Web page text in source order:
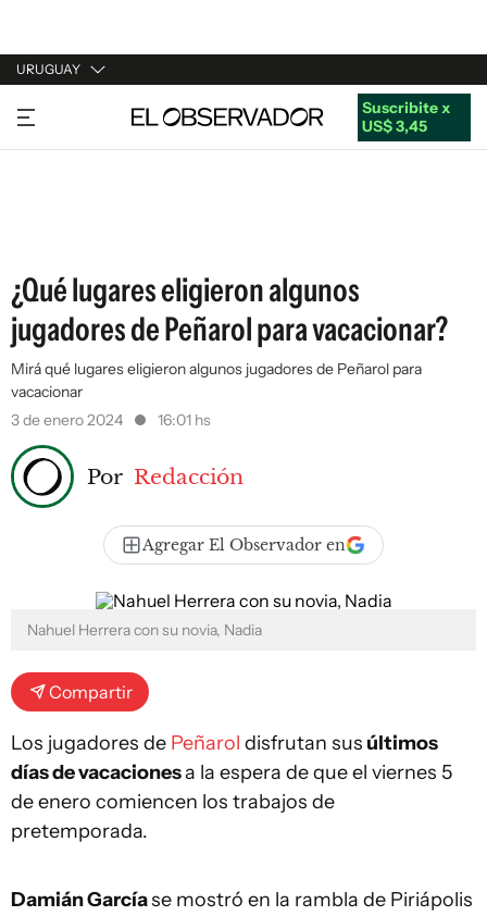
URUGUAY
URUGUAY
ARGENTINA
Suscribite x
US$ 3,45
¿Qué lugares eligieron algunos
jugadores de Peñarol para vacacionar?
Mirá qué lugares eligieron algunos jugadores de Peñarol para
vacacionar
3 de enero 2024
16:01 hs
Por Redacción
Agregar El Observador en
Nahuel Herrera con su novia, Nadia
Compartir
Los jugadores de Peñarol disfrutan sus últimos
días de vacacionesa la espera de que el viernes 5
de enero comiencen los trabajos de
pretemporada.
Damián Garcíase mostró en la rambla de Piriápolis